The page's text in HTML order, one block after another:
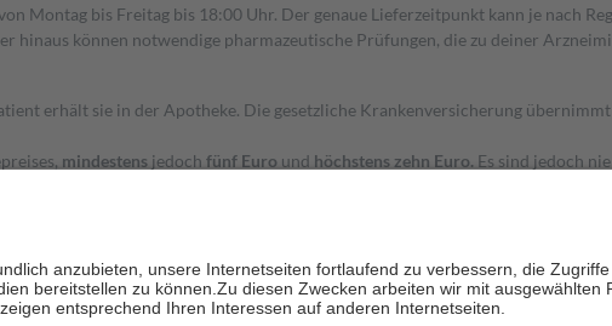
Montag bis Freitag bis 18:00 Uhr. Der genaue Lieferzeitpunkt kann je nach
hinaus können notwendige pharmazeutische Prüfungen, die zu deiner
erhält sie in der Apotheke. Die gesetzliche Krankenversicherung
mindestens jedoch fünf Euro und höchstens zehn Euro. Es sind jedoch
Stellung der Familie zu unterstützen, fallenkeine Zuzahlungen an bei: